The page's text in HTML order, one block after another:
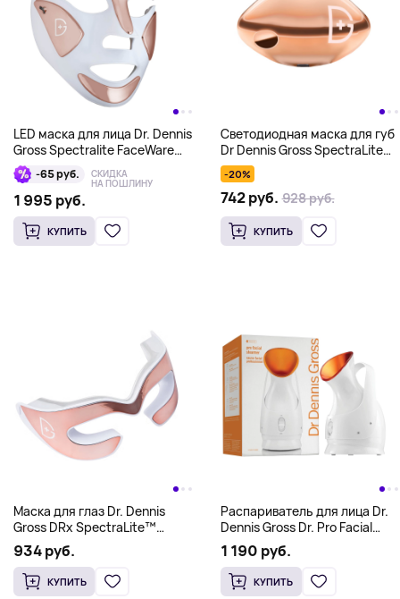
LED маска для лица Dr. Dennis
Gross Spectralite FaceWare
Pro, белый/розовый
-65 руб. СКИДКА
НА ПОШЛИНУ
1 995 руб.
КУПИТЬ
Светодиодная маска для губ
Dr Dennis Gross SpectraLite
LipWare Pro, золотой
-20%
742 руб. 928 руб.
КУПИТЬ
Маска для глаз Dr. Dennis
Gross DRx SpectraLite™
EyeCare Max Pro, розовое
золото
934 руб.
КУПИТЬ
Распариватель для лица Dr.
Dennis Gross Dr. Pro Facial
Steamer, белый/оранжевый
1 190 руб.
КУПИТЬ